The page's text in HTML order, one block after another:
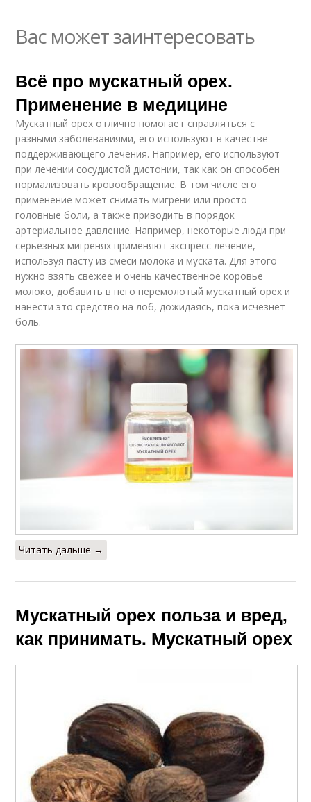
Вас может заинтересовать
Всё про мускатный орех.
Применение в медицине
Мускатный орех отлично помогает справляться с
разными заболеваниями, его используют в качестве
поддерживающего лечения. Например, его используют
при лечении сосудистой дистонии, так как он способен
нормализовать кровообращение. В том числе его
применение может снимать мигрени или просто
головные боли, а также приводить в порядок
артериальное давление. Например, некоторые люди при
серьезных мигренях применяют экспресс лечение,
используя пасту из смеси молока и муската. Для этого
нужно взять свежее и очень качественное коровье
молоко, добавить в него перемолотый мускатный орех и
нанести это средство на лоб, дожидаясь, пока исчезнет
боль.
Читать дальше →
Мускатный орех польза и вред,
как принимать. Мускатный орех